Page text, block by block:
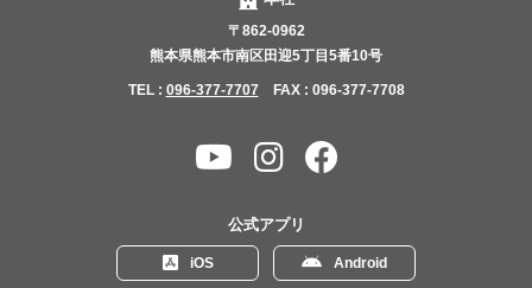
〒862-0962
熊本県熊本市南区田迎5丁目5番10号
TEL : 096-377-7707 FAX : 096-377-7708
YouTube
ン
ネ
Instagram
Facebook
公式アプリ
iOS Android